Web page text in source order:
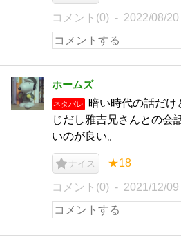
コメント(0) 2022/08/20
ホームズ
ネタバレ
暗い時代の話だ
じだし雅吉兄さんとの会
いのが良い。
ナイス ★18
コメント(0) 2021/12/09